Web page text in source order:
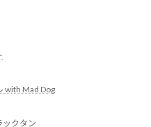
with Mad Dog
クタン